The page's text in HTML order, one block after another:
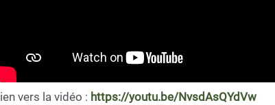
vers la vidéo : https://youtu.be/NvsdAsQYdVw